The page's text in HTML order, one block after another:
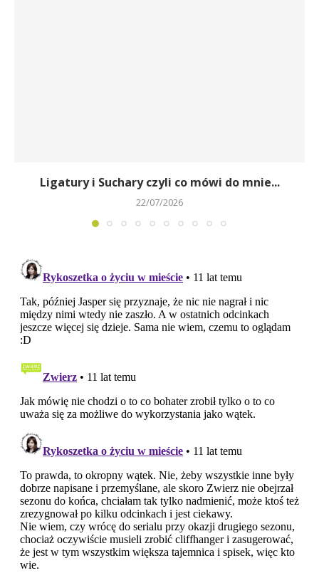
Ligatury i Suchary czyli co mówi do mnie...
22/07/2026